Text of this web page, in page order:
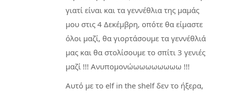
γιατί είναι και τα γεννέθλια της μαμάς
μου στις 4 Δεκέμβρη, οπότε θα είμαστε
όλοι μαζί, θα γιορτάσουμε τα γεννέθλιά
μας και θα στολίσουμε το σπίτι 3 γενιές
μαζί !!! Ανυπομονώωωωωωωωω !!!
Αυτό με το elf in the shelf δεν το ήξερα,